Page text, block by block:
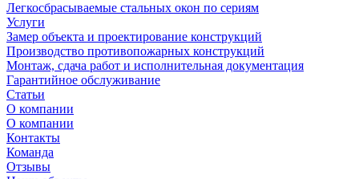
Легкосбрасываемые стальных окон по сериям
Услуги
Замер объекта и проектирование конструкций
Производство противопожарных конструкций
Монтаж, сдача работ и исполнительная документация
Гарантийное обслуживание
Статьи
О компании
О компании
Контакты
Команда
Отзывы